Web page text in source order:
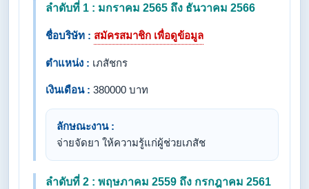
ลำดับที่ 1 : มกราคม 2565 ถึง ธันวาคม 2566
ชื่อบริษัท : สมัครสมาชิก เพื่อดูข้อมูล
ตำแหน่ง : เภสัชกร
เงินเดือน : 380000 บาท
ลักษณะงาน :
จ่ายจัดยา ให้ความรู้แก่ผู้ช่วยเภสัช
ลำดับที่ 2 : พฤษภาคม 2559 ถึง กรกฎาคม 2561